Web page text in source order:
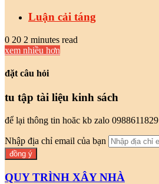
Luận cải táng
0 20 2 minutes read
xem nhiều hơn
đặt câu hỏi
tu tập tài liệu kinh sách
để lại thông tin hoăc kb zalo 0988611829
Nhập địa chỉ email của bạn
QUY TRÌNH XÂY NHÀ